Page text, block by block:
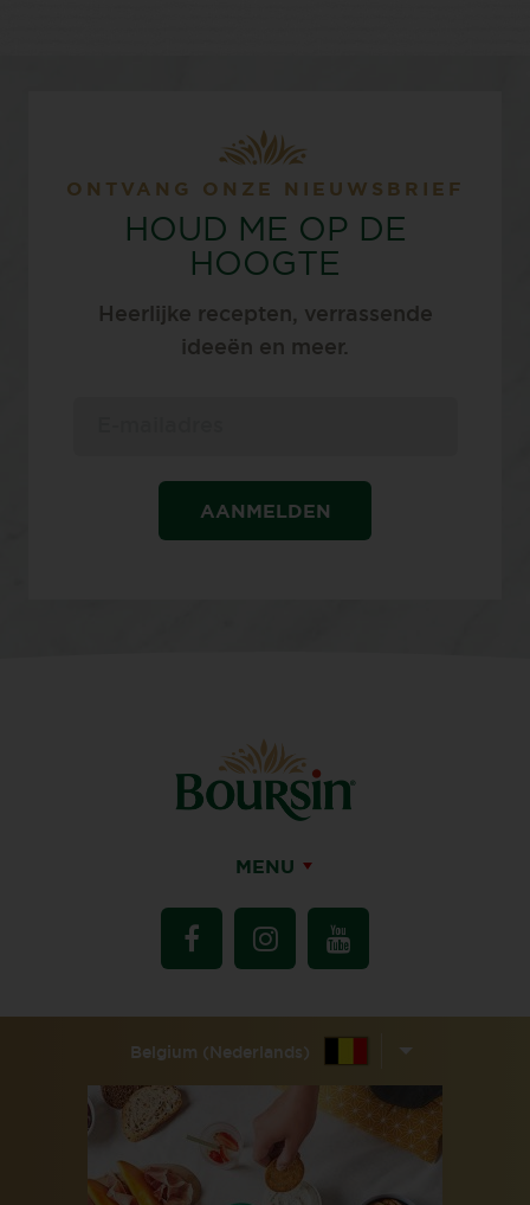
ONTVANG ONZE NIEUWSBRIEF
HOUD ME OP DE
HOOGTE
Heerlijke recepten, verrassende
ideeën en meer.
AANMELDEN
MENU
Belgium (Nederlands)